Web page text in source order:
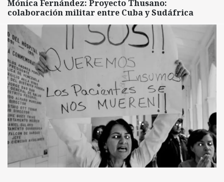
Mónica Fernández: Proyecto Thusano:
colaboración militar entre Cuba y Sudáfrica